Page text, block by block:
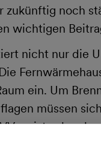
noch
wichtigen
nicht nur die
ein. Um
müssen
weist schon